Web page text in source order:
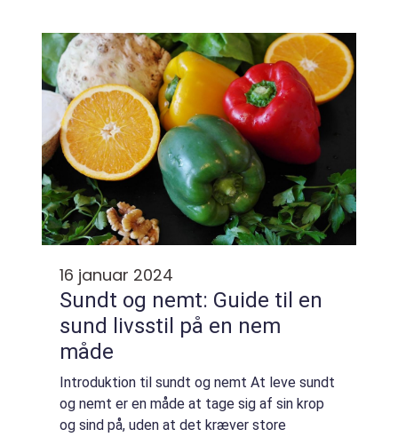
spiser, og derfor er det afgørende a...
16 januar 2024
Sundt og nemt: Guide til en
sund livsstil på en nem
måde
Introduktion til sundt og nemt At leve sundt
og nemt er en måde at tage sig af sin krop
og sind på, uden at det kræver store